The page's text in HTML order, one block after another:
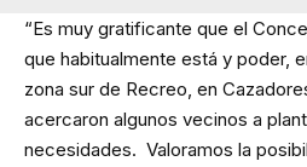
“Es muy gratificante que el
que habitualmente está y poder,
zona sur de Recreo, en
acercaron algunos vecinos a
necesidades. Valoramos la